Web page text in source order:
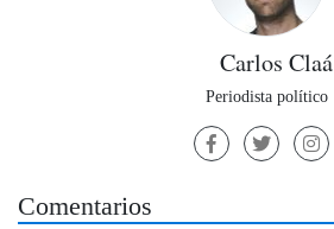
Carlos Claá
Periodista político
Comentarios